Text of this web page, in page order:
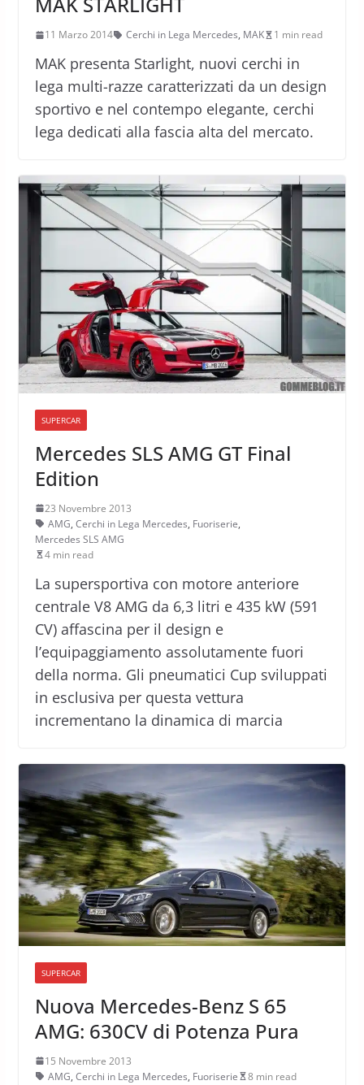
11 Marzo 2014 Cerchi in Lega Mercedes, MAK 1 min read
MAK presenta Starlight, nuovi cerchi in
lega multi-razze caratterizzati da un design
sportivo e nel contempo elegante, cerchi
lega dedicati alla fascia alta del mercato.
SUPERCAR
Mercedes SLS AMG GT Final
Edition
23 Novembre 2013
AMG, Cerchi in Lega Mercedes, Fuoriserie,
Mercedes SLS AMG
4 min read
La supersportiva con motore anteriore
centrale V8 AMG da 6,3 litri e 435 kW (591
CV) affascina per il design e
l’equipaggiamento assolutamente fuori
della norma. Gli pneumatici Cup sviluppati
in esclusiva per questa vettura
incrementano la dinamica di marcia
SUPERCAR
Nuova Mercedes-Benz S 65
AMG: 630CV di Potenza Pura
15 Novembre 2013
AMG, Cerchi in Lega Mercedes, Fuoriserie 8 min read